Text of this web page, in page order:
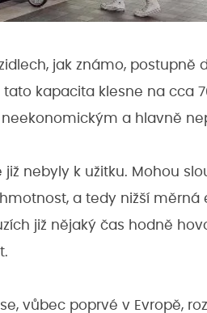
jak známo, postupně
kapacita klesne na cca
a hlavně
nebyly k užitku. Mohou
a tedy nižší měrná
již nějaký čas hodně
vůbec poprvé v Evropě,